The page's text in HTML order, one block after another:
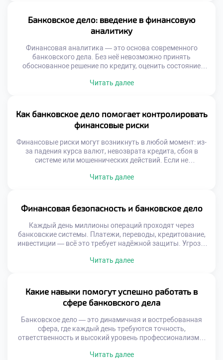
международных операций. Без эффективного
банковского сектора международная торговля
замедлилась бы, инвестиции не находили бы […]
Банковское дело: введение в финансовую
аналитику
Финансовая аналитика — это основа современного
банковского дела. Без неё невозможно принять
обоснованное решение по кредиту, оценить состояние
чаще полагаются на данные, а не на интуицию. Именно
подготовки специалистов. Аналитика позволяет видеть
за цифрами реальную картину. Она помогает […]
Читать далее
Как банковское дело помогает контролировать
финансовые риски
Финансовые риски могут возникнуть в любой момент: из-
за падения курса валют, невозврата кредита, сбоя в
системе или мошеннических действий. Если не
катастрофическими — от индивидуальных потерь до
барьеры между нестабильностью и стабильностью. Это
достигается с помощью строгих правил, глубокого […]
Читать далее
Финансовая безопасность и банковское дело
Каждый день миллионы операций проходят через
банковские системы. Платежи, переводы, кредитование,
инвестиции — всё это требует надёжной защиты. Угрозы
совершенствуют методы, а риски умножаются. В этих
механизмов защиты невозможно представить
устойчивое функционирование банков, защиту данных
клиентов и сохранение доверия […]
Читать далее
Какие навыки помогут успешно работать в
сфере банковского дела
Банковское дело — это динамичная и востребованная
сфера, где каждый день требуются точность,
ответственность и высокий уровень профессионализма.
просто знать основы экономики. Важно развивать
Читать далее